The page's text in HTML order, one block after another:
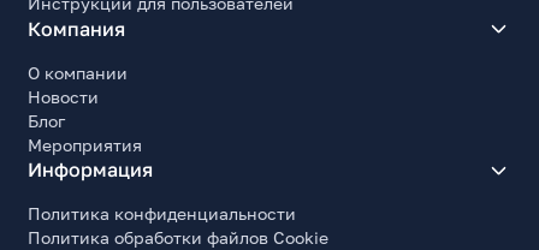
Глубина, мм
325
Комплект поставки
Корпус с блоком питания, крепежный комплект,
комплект кабелей, кабель питания, инструкция
Ссылки на описание
https://fox-line.ru/catalog/cases/fl-733-fz450r.html
Компания
О компании
Новости
Блог
Мероприятия
Информация
Политика конфиденциальности
Политика обработки файлов Cookie